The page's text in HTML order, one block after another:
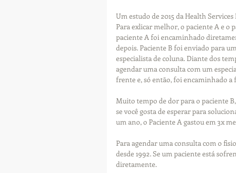
Um estudo de 2015 da Health
Para exlicar melhor, o paciente A e o
paciente A foi encaminhado
depois. Paciente B foi enviado para
especialista de coluna. Diante dos
agendar uma consulta com um
frente e, só então, foi encaminhado a
Muito tempo de dor para o paciente
se você gosta de esperar para
um ano, o Paciente A gastou em 3x
Para agendar uma consulta com o
desde 1992. Se um paciente está
diretamente.